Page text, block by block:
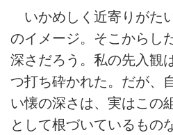
いかめしく近寄りがた
のイメージ。そこからし
深さだろう。私の先入観
つ打ち砕かれた。だが、
い懐の深さは、実はこの
として根づいているもの